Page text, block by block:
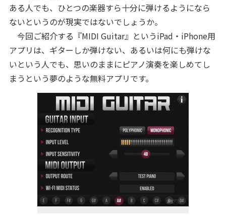
ある人でも、ひとつの楽器すら十分に弾けるようになら
ないというのが現実ではないでしょうか。
今回ご紹介する『MIDI Guitar』というiPad・iPhone用
アプリは、ギターしか弾けない、あるいは何にも弾けな
いという人でも、思いのままにピアノ演奏を楽しめてし
まうという夢のような無料アプリです。